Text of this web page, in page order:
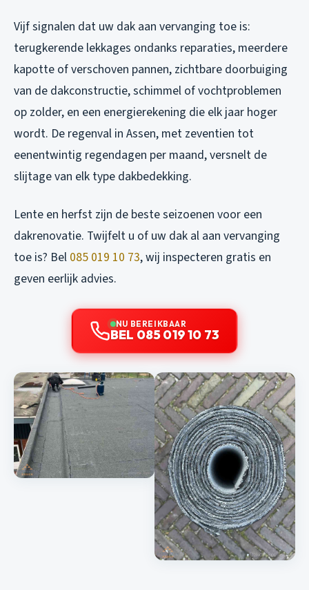
Vijf signalen dat uw dak aan vervanging toe is:
terugkerende lekkages ondanks reparaties, meerdere
kapotte of verschoven pannen, zichtbare doorbuiging
van de dakconstructie, schimmel of vochtproblemen
op zolder, en een energierekening die elk jaar hoger
wordt. De regenval in Assen, met zeventien tot
eenentwintig regendagen per maand, versnelt de
slijtage van elk type dakbedekking.
Lente en herfst zijn de beste seizoenen voor een
dakrenovatie. Twijfelt u of uw dak al aan vervanging
toe is? Bel 085 019 10 73, wij inspecteren gratis en
geven eerlijk advies.
NU BEREIKBAAR
BEL 085 019 10 73